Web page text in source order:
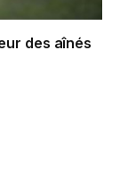
des aînés